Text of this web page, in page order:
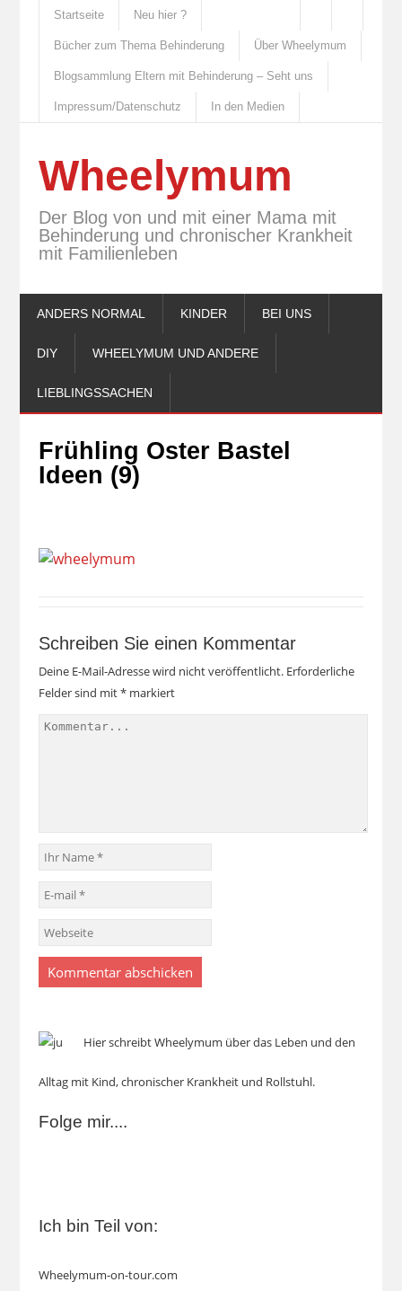
Startseite Neu hier ?
Bücher zum Thema Behinderung Über Wheelymum
Blogsammlung Eltern mit Behinderung – Seht uns
Impressum/Datenschutz In den Medien
Wheelymum
Der Blog von und mit einer Mama mit
Behinderung und chronischer Krankheit
mit Familienleben
ANDERS NORMAL KINDER BEI UNS
DIY WHEELYMUM UND ANDERE
LIEBLINGSSACHEN
Frühling Oster Bastel
Ideen (9)
Schreiben Sie einen Kommentar
Deine E-Mail-Adresse wird nicht veröffentlicht. Erforderliche
Felder sind mit*markiert
Hier schreibt Wheelymum über das Leben und den
Alltag mit Kind, chronischer Krankheit und Rollstuhl.
Folge mir....
Ich bin Teil von:
Wheelymum-on-tour.com